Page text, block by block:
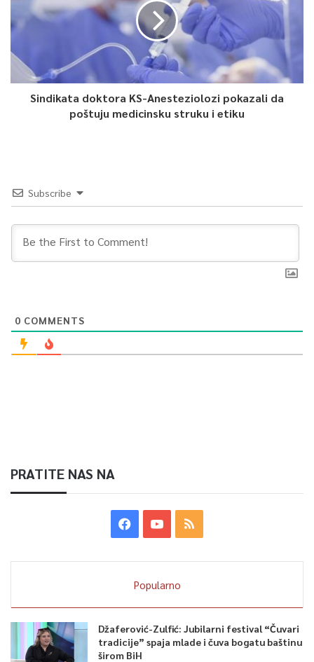
Sindikata doktora KS-Anesteziolozi pokazali da
poštuju medicinsku struku i etiku
Subscribe
0 COMMENTS
PRATITE NAS NA
Popularno
Džaferović-Zulfić: Jubilarni festival “Čuvari
tradicije” spaja mlade i čuva bogatu baštinu
širom BiH